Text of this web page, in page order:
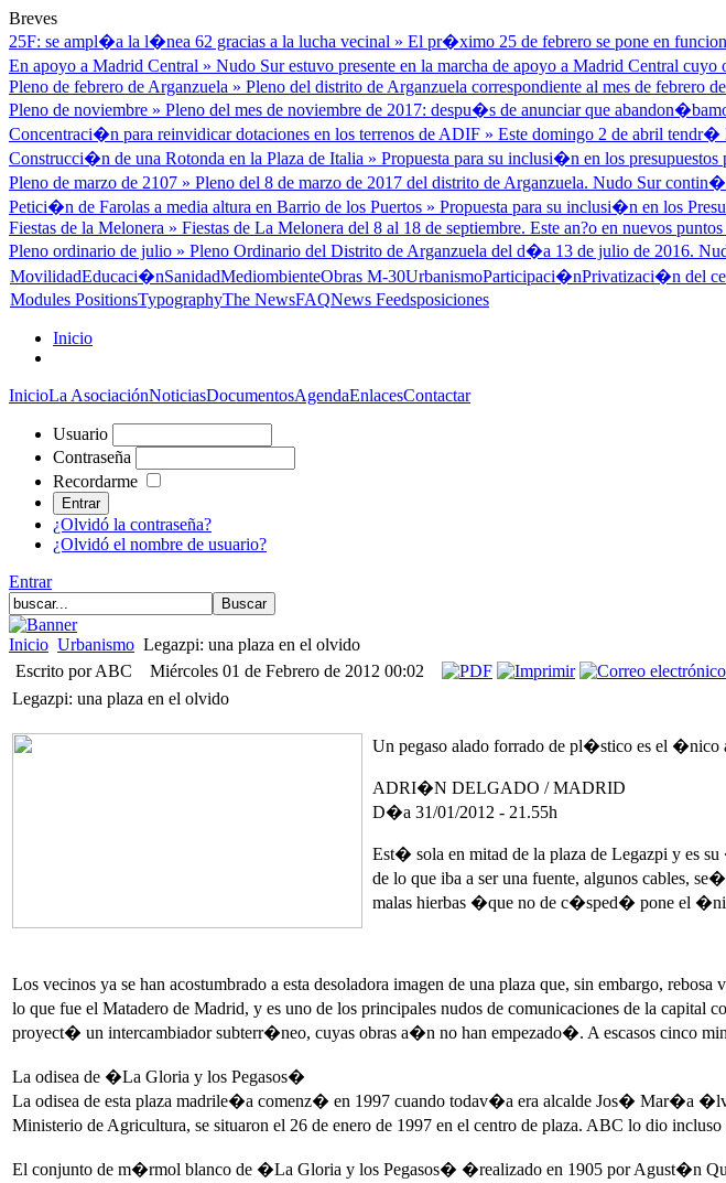
Breves
25F: se ampl�a la l�nea 62 gracias a la lucha vecinal » El pr�ximo 25 de febrero se pone en
En apoyo a Madrid Central » Nudo Sur estuvo presente en la marcha de apoyo a Madrid Central
Pleno de febrero de Arganzuela » Pleno del distrito de Arganzuela correspondiente al mes de febrero
Pleno de noviembre » Pleno del mes de noviembre de 2017: despu�s de anunciar que
Concentraci�n para reinvidicar dotaciones en los terrenos de ADIF » Este domingo 2 de abril tendr�
Construcci�n de una Rotonda en la Plaza de Italia » Propuesta para su inclusi�n en los
Pleno de marzo de 2107 » Pleno del 8 de marzo de 2017 del distrito de Arganzuela. Nudo Sur
Petici�n de Farolas a media altura en Barrio de los Puertos » Propuesta para su inclusi�n en los
Fiestas de la Melonera » Fiestas de La Melonera del 8 al 18 de septiembre. Este an?o en nuevos
Pleno ordinario de julio » Pleno Ordinario del Distrito de Arganzuela del d�a 13 de julio de 2016.
MovilidadEducaci�nSanidadMediombienteObras M-30UrbanismoParticipaci�nPrivatizaci�n del
Modules PositionsTypographyThe NewsFAQNews Feedsposiciones
Inicio
InicioLa AsociaciónNoticiasDocumentosAgendaEnlacesContactar
Usuario
Contraseña
Recordarme
¿Olvidó la contraseña?
¿Olvidó el nombre de usuario?
Entrar
Inicio Urbanismo Legazpi: una plaza en el olvido
Escrito por ABC
Miércoles 01 de Febrero de 2012 00:02
Legazpi: una plaza en el olvido
Un pegaso alado forrado de pl�stico es el �nico
ADRI�N DELGADO / MADRID
D�a 31/01/2012 - 21.55h
Est� sola en mitad de la plaza de Legazpi y es
de lo que iba a ser una fuente, algunos cables,
malas hierbas �que no de c�sped� pone el
Los vecinos ya se han acostumbrado a esta desoladora imagen de una plaza que, sin embargo,
lo que fue el Matadero de Madrid, y es uno de los principales nudos de comunicaciones de la
proyect� un intercambiador subterr�neo, cuyas obras a�n no han empezado�. A escasos cinco
La odisea de �La Gloria y los Pegasos�
La odisea de esta plaza madrile�a comenz� en 1997 cuando todav�a era alcalde Jos� Mar�a
Ministerio de Agricultura, se situaron el 26 de enero de 1997 en el centro de plaza. ABC lo dio
El conjunto de m�rmol blanco de �La Gloria y los Pegasos� �realizado en 1905 por Agust�n